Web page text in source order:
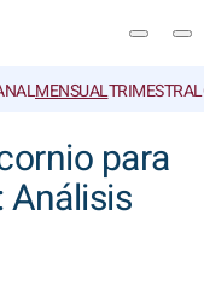
MENSUALTRIMESTRAL
para
Análisis